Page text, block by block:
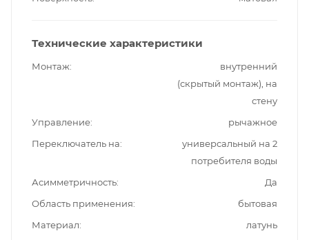
Технические характеристики
Монтаж
внутренний
(скрытый монтаж), на
стену
Управление
рычажное
Переключатель на
универсальный на 2
потребителя воды
Асимметричность
Да
Область применения
бытовая
Материал
латунь